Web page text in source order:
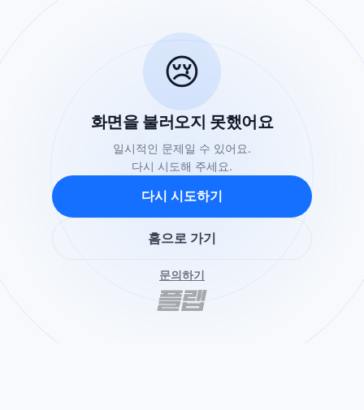
😢
화면을 불러오지 못했어요
일시적인 문제일 수 있어요.
다시 시도해 주세요.
다시 시도하기
홈으로 가기
문의하기